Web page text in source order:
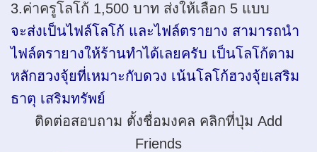
3.ค่าครูโลโก้ 1,500 บาท ส่งให้เลือก 5 แบบ
จะส่งเป็นไฟล์โลโก้ และไฟล์ตรายาง สามารถนำ
ไฟล์ตรายางให้ร้านทำได้เลยครับ เป็นโลโก้ตาม
หลักฮวงจุ้ยที่เหมาะกับดวง เน้นโลโก้ฮวงจุ้ยเสริม
ธาตุ เสริมทรัพย์
ติดต่อสอบถาม ตั้งชื่อมงคล คลิกที่ปุ่ม Add
Friends